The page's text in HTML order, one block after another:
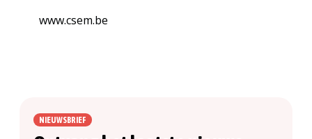
www.csem.be
NIEUWSBRIEF